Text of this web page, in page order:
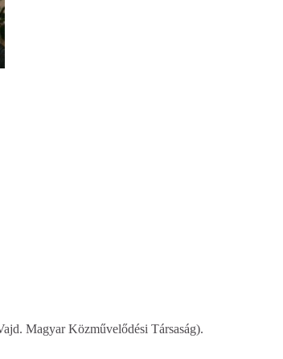
Magyar Közművelődési Társaság).